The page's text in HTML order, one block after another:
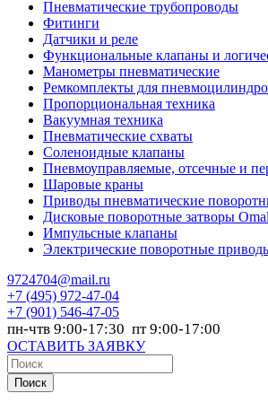
Пневматические трубопроводы
Фитинги
Датчики и реле
Функциональные клапаны и
Манометры пневматические
Ремкомплекты для
Пропорциональная техника
Вакуумная техника
Пневматические схваты
Соленоидные клапаны
Пневмоуправляемые, отсечные и
Шаровые краны
Приводы пневматические
Дисковые поворотные затворы Omal
Импульсные клапаны
Электрические поворотные
9724704@mail.ru
+7 (495) 972-47-04
+7 (901) 546-47-05
пн-чтв 9:00-17:30 пт 9:00-17:00
ОСТАВИТЬ ЗАЯВКУ
Поиск